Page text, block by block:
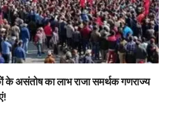
के असंतोष का लाभ राजा समर्थक गणराज्य